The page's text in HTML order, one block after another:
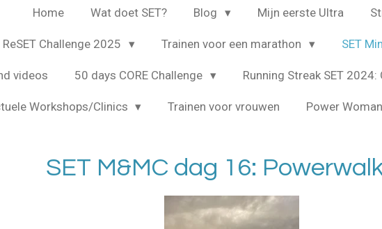
Home Wat doet SET? Blog Mijn eerste Ultra
Challenge 2025 Trainen voor een marathon SET
videos 50 days CORE Challenge Running Streak SET
Workshops/Clinics Trainen voor vrouwen Power
SET M&MC dag 16: